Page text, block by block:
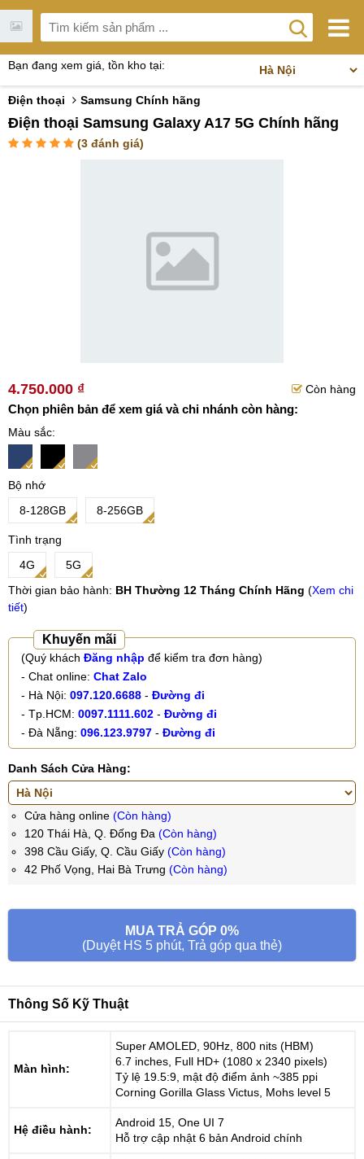
Bạn đang xem giá, tồn kho tại:
Điện thoại Samsung Chính hãng
Điện thoại Samsung Galaxy A17 5G Chính hãng
(3 đánh giá)
4.750.000 ₫ Còn hàng
Chọn phiên bản để xem giá và chi nhánh còn hàng:
Màu sắc
Bộ nhớ
8-128GB
8-256GB
Tình trạng
4G
5G
Thời gian bảo hành: BH Thường 12 Tháng Chính Hãng (Xem chi
tiết)
Khuyến mãi
(Quý khách Đăng nhập để kiểm tra đơn hàng)
- Chat online: Chat Zalo
- Hà Nội: 097.120.6688 - Đường đi
- Tp.HCM: 0097.1111.602 - Đường đi
- Đà Nẵng: 096.123.9797 - Đường đi
Danh Sách Cửa Hàng:
Cửa hàng online (Còn hàng)
120 Thái Hà, Q. Đống Đa (Còn hàng)
398 Cầu Giấy, Q. Cầu Giấy (Còn hàng)
42 Phố Vọng, Hai Bà Trưng (Còn hàng)
MUA TRẢ GÓP 0%
(Duyệt HS 5 phút, Trả góp qua thẻ)
Thông Số Kỹ Thuật
Màn hình:
Super AMOLED, 90Hz, 800 nits (HBM)
6.7 inches, Full HD+ (1080 x 2340 pixels)
Tỷ lệ 19.5:9, mật độ điểm ảnh ~385 ppi
Corning Gorilla Glass Victus, Mohs level 5
Hệ điều hành:
Android 15, One UI 7
Hỗ trợ cập nhật 6 bản Android chính